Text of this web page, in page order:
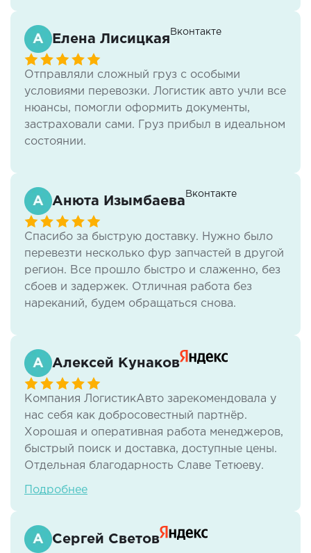
Елена Лисицкая
Вконтакте
Отправляли сложный груз с особыми
условиями перевозки. Логистик авто учли все
нюансы, помогли оформить документы,
застраховали сами. Груз прибыл в идеальном
состоянии.
Анюта Изымбаева
Вконтакте
Спасибо за быструю доставку. Нужно было
перевезти несколько фур запчастей в другой
регион. Все прошло быстро и слаженно, без
сбоев и задержек. Отличная работа без
нареканий, будем обращаться снова.
Алексей Кунаков
Компания ЛогистикАвто зарекомендовала у
нас себя как добросовестный партнёр.
Хорошая и оперативная работа менеджеров,
быстрый поиск и доставка, доступные цены.
Отдельная благодарность Славе Тетюеву.
Всегда на связи,доставка грузов всегда четко
рекомендуем. Возим товары с Казани, всегда
очень быстро и по цене очень даже
Подробнее
Сергей Светов